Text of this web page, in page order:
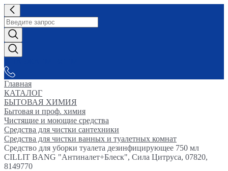
Главная
КАТАЛОГ
БЫТОВАЯ ХИМИЯ
Бытовая и проф. химия
Чистящие и моющие средства
Средства для чистки сантехники
Средства для чистки ванных и туалетных комнат
Средство для уборки туалета дезинфицирующее 750 мл
CILLIT BANG "Антиналет+Блеск", Сила Цитруса, 07820,
8149770